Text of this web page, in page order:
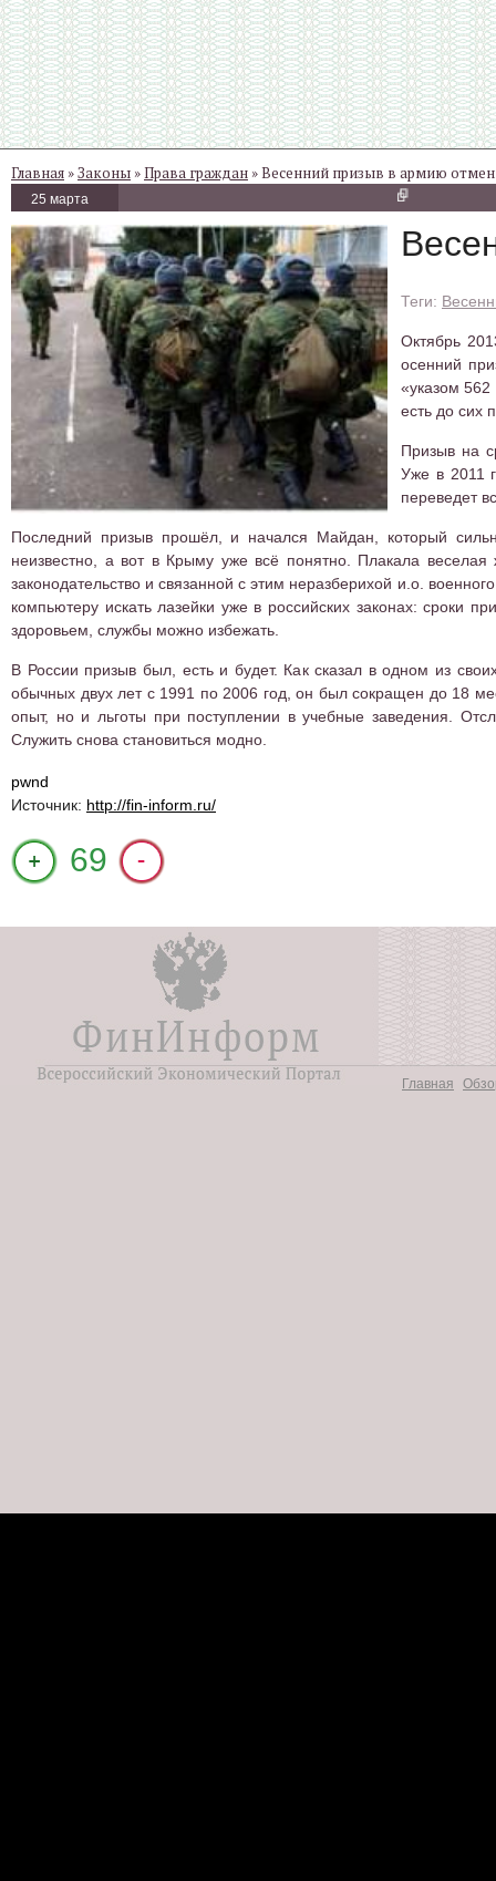
Главная »Законы »Права граждан » Весенний призыв в армию
25 марта
Октябрь
осенний
«указом
есть до сих
Призыв на
Уже в 2011
переведет
Последний призыв прошёл, и начался Майдан, который
неизвестно, а вот в Крыму уже всё понятно. Плакала
законодательство и связанной с этим неразберихой и.о.
компьютеру искать лазейки уже в российских законах:
здоровьем, службы можно избежать.
В России призыв был, есть и будет. Как сказал в одном из
обычных двух лет с 1991 по 2006 год, он был сокращен до 18
опыт, но и льготы при поступлении в учебные заведения.
Служить снова становиться модно.
pwnd
Источник: http://fin-inform.ru/
+1
69
Главная